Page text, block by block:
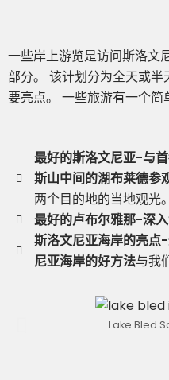
一些岸上游览是访问斯洛文
部分。 该计划分为全天或
要亮点。 一些旅游有一个简
最好的斯洛文尼亚-与
斯山中间的湖布莱德参
两个目的地的当地观光。
最好的卢布尔雅那-深
斯洛文尼亚海岸的亮点
尼亚海岸的好方法与我
Lake Bled